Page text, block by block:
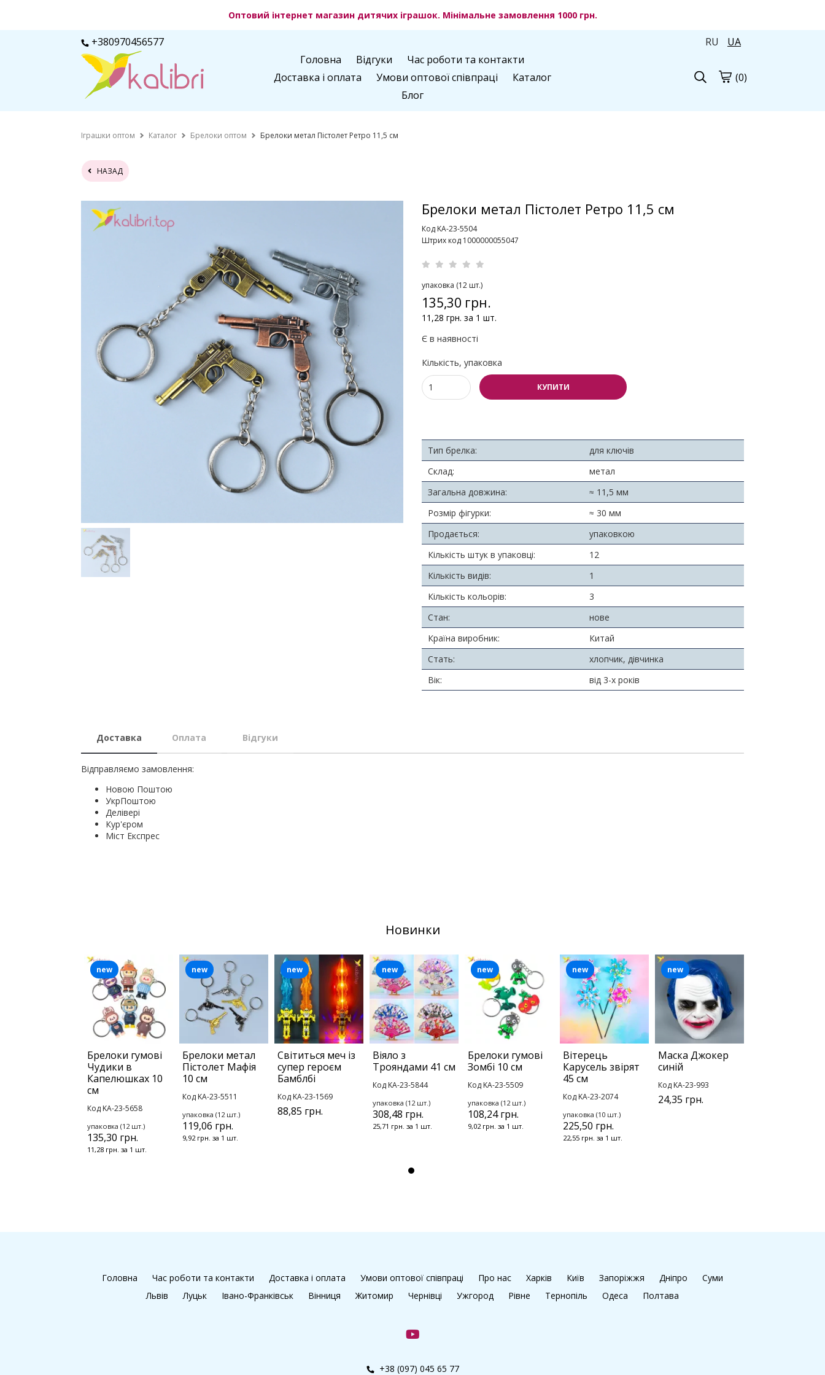
Оптовий інтернет магазин дитячих іграшок. Мінімальне замовлення 1000 грн.
+380970456577 RU
UA
Головна
Відгуки
Час роботи та контакти
Доставка і оплата
Умови оптової співпраці
Каталог
Блог
(0)
Іграшки оптом Каталог Брелоки оптом Брелоки метал Пістолет Ретро 11,5 см
НАЗАД
Брелоки метал Пістолет Ретро 11,5 см
Код KA-23-5504
Штрих код 1000000055047
упаковка (12 шт.)
135,30 грн.
11,28 грн. за 1 шт.
Є в наявності
Кількість, упаковка
КУПИТИ
Тип брелка:
для ключів
Склад:
метал
Загальна довжина:
≈ 11,5 мм
Розмір фігурки:
≈ 30 мм
Продається:
упаковкою
Кількість штук в упаковці:
12
Кількість видів:
1
Кількість кольорів:
3
Стан:
нове
Країна виробник:
Китай
Стать:
хлопчик, дівчинка
Вік:
від 3-х років
Доставка Оплата Відгуки
Відправляємо замовлення:
Новою Поштою
УкрПоштою
Делівері
Кур'єром
Міст Експрес
Новинки
Брелоки гумові
Чудики в
Капелюшках 10
см
Код KA-23-5658
упаковка (12 шт.)
135,30 грн.
11,28 грн. за 1 шт.
new
Брелоки метал
Пістолет Мафія
10 см
Код KA-23-5511
упаковка (12 шт.)
119,06 грн.
9,92 грн. за 1 шт.
new
Світиться меч із
супер героєм
Бамблбі
Код KA-23-1569
88,85 грн.
new
Віяло з
Трояндами 41 см
Код KA-23-5844
упаковка (12 шт.)
308,48 грн.
25,71 грн. за 1 шт.
new
Брелоки гумові
Зомбі 10 см
Код KA-23-5509
упаковка (12 шт.)
108,24 грн.
9,02 грн. за 1 шт.
new
Вітерець
Карусель звірят
45 см
Код KA-23-2074
упаковка (10 шт.)
225,50 грн.
22,55 грн. за 1 шт.
new
Маска Джокер
синій
Код KA-23-993
24,35 грн.
new
Головна Час роботи та контакти Доставка і оплата Умови оптової співпраці Про нас Харків Київ Запоріжжя Дніпро
Суми
Львів
Луцьк Івано-Франківськ Вінниця Житомир Чернівці Ужгород Рівне Тернопіль Одеса Полтава
+38 (097) 045 65 77